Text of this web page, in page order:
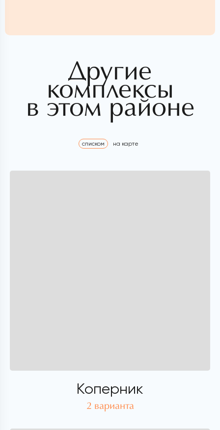
Другие
комплексы
в этом районе
списком на карте
Коперник
2 варианта